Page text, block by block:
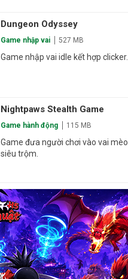
Dungeon Odyssey
Game nhập vai 527 MB
Game nhập vai idle kết hợp clicker.
Nightpaws Stealth Game
Game hành động 115 MB
Game đưa người chơi vào vai mèo
siêu trộm.